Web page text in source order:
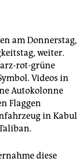
am Donnerstag,
weiter.
rot-grüne
Videos in
Autokolonne
Flaggen
in Kabul
diese